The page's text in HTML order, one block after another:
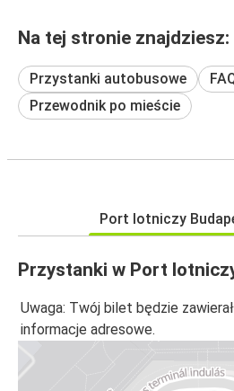
Na tej stronie znajdziesz:
Przystanki autobusowe
Przewodnik po mieście
Port lotniczy
Przystanki w Port
Uwaga: Twój bilet będzie
informacje adresowe.